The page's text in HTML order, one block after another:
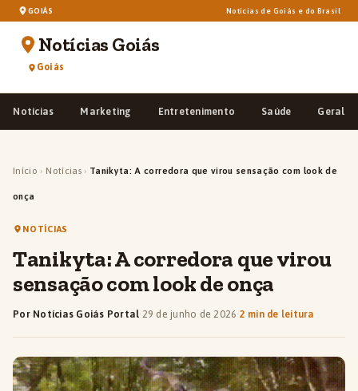
GOIÁS Notícias de Goiás e do Brasil
Notícias Goiás
Goiás
Notícias Marketing Entretenimento Saúde Geral
Início › Notícias › Tanikyta: A corredora que virou sensação com look de
onça
NOTÍCIAS
Tanikyta: A corredora que virou
sensação com look de onça
Por Notícias Goiás Portal·29 de junho de 2026·2 min de leitura